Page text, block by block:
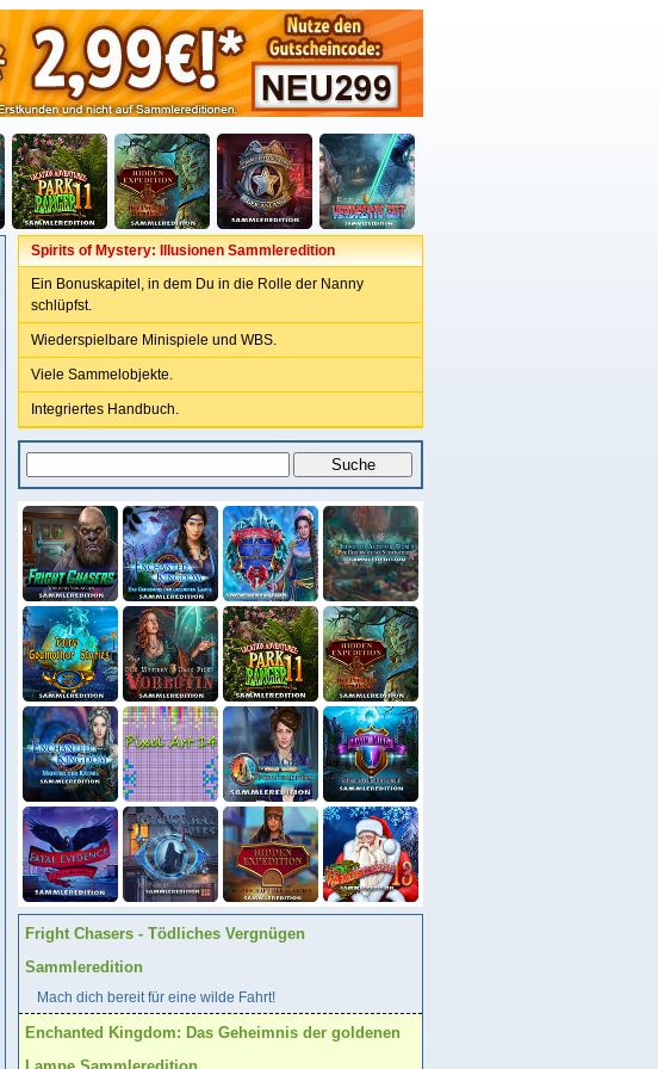
Spirits of Mystery: Illusionen Sammleredition
Ein Bonuskapitel, in dem Du in die Rolle der Nanny
schlüpfst.
Wiederspielbare Minispiele und WBS.
Viele Sammelobjekte.
Integriertes Handbuch.
Fright Chasers - Tödliches Vergnügen
Sammleredition
Mach dich bereit für eine wilde Fahrt!
Enchanted Kingdom: Das Geheimnis der goldenen